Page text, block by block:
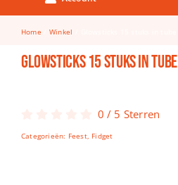
Keuken & Tafelen
Kinderfietsen
Knutselen
Spellen
Home Winkel
Glowsticks 15 stuks in tube
0 / 5 Sterren
Categorieën: Feest, Fidget